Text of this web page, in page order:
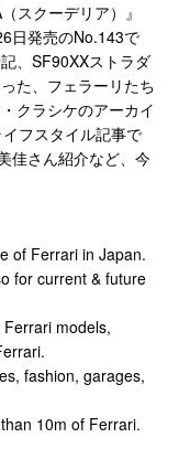
スクーデリア）』
日発売のNo.143で
、SF90XXストラダ
た、フェラーリたち
クラシケのアーカイ
フスタイル記事で
佳さん紹介など、今
of Ferrari in Japan.
for current & future
models,
fashion, garages,
10m of Ferrari.